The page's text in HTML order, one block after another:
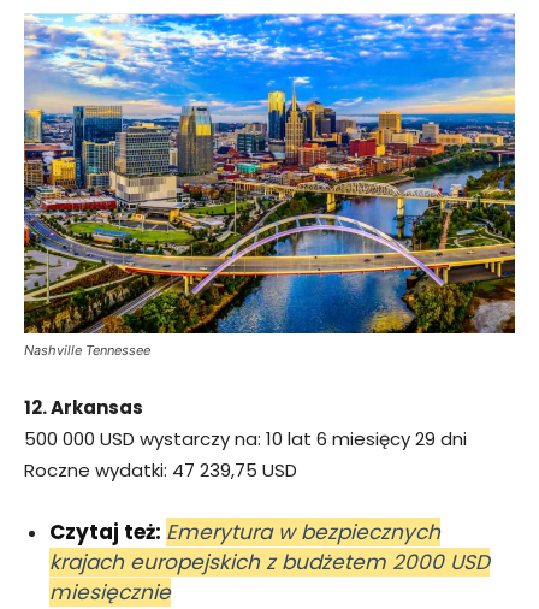
Nashville Tennessee
12. Arkansas
500 000 USD wystarczy na: 10 lat 6 miesięcy 29 dni
Roczne wydatki: 47 239,75 USD
Czytaj też: Emerytura w bezpiecznych
krajach europejskich z budżetem 2000 USD
miesięcznie